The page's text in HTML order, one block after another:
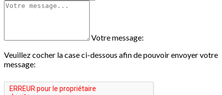
Votre message:
Veuillez cocher la case ci-dessous afin de pouvoir envoyer votre
message: